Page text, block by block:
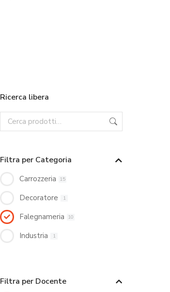
Ricerca libera
Filtra per Categoria
Carrozzeria 15
Decoratore 1
Falegnameria 10
Industria 1
Filtra per Docente